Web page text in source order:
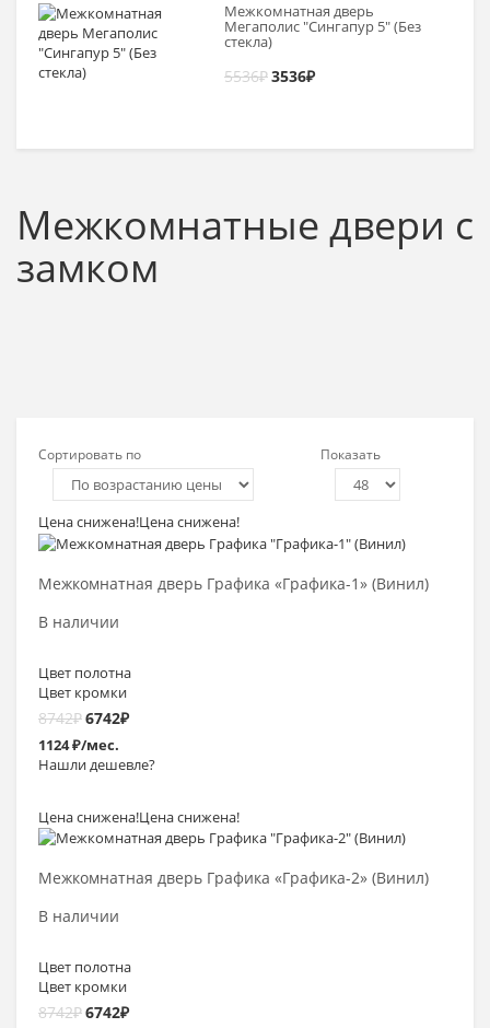
Межкомнатная дверь
Мегаполис "Сингапур 5" (Без
стекла)
5536₽3536₽
Межкомнатные двери с
замком
Сортировать по Показать
Цена снижена!Цена снижена!
Межкомнатная дверь Графика «Графика-1» (Винил)
В наличии
Цвет полотна
Цвет кромки
8742₽6742₽
1124 ₽/мес.
Нашли дешевле?
Выбрать >
Цена снижена!Цена снижена!
Межкомнатная дверь Графика «Графика-2» (Винил)
В наличии
Цвет полотна
Цвет кромки
8742₽6742₽
Выбрать >